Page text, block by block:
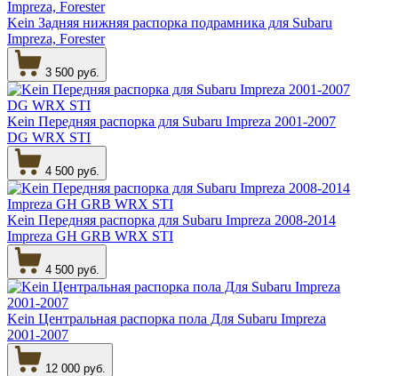
Kein Задняя нижняя распорка подрамника для Subaru
Impreza, Forester
3 500 руб.
Kein Передняя распорка для Subaru Impreza 2001-2007
DG WRX STI
4 500 руб.
Kein Передняя распорка для Subaru Impreza 2008-2014
Impreza GH GRB WRX STI
4 500 руб.
Kein Центральная распорка пола Для Subaru Impreza
2001-2007
12 000 руб.